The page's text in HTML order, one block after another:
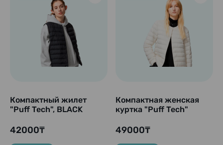
Компактный жилет
"Puff Tech", BLACK
42000₸
Компактная женская
куртка "Puff Tech"
(белый).
49000₸